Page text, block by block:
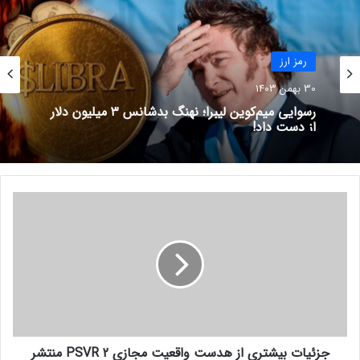
باتوجه به روند بازار ارزهای دیجیتال، بیت کوین امروز بعد از فراز
و نشیب‌های بسیار، 1.01 % رشد قیمتی را تجربه کرده و همچنان
در محدوده 21 هزار دلار معامله می‌شود و اتریوم نیز توانسته در
24 ساعت اخیر 3 درصد رشد داشته باشد.
نوشته های مشابه
پیش‌بینی استراتژیسک ارشد
بلومبرگ درباره قیمت بیت کوین
ترس معامله‌گران از افزایش
دوباره تورم! آیا ریزش رمزارزها
رمز ارز
30 بهمن 1403
رسوایی میم‌کوین لیبرا؛ نهنگ بدشانس ۳ میلیون دلار
از دست داد!
ش
جزئیات بیشتری از هدست واقعیت مجازی PSVR 2 منتشر